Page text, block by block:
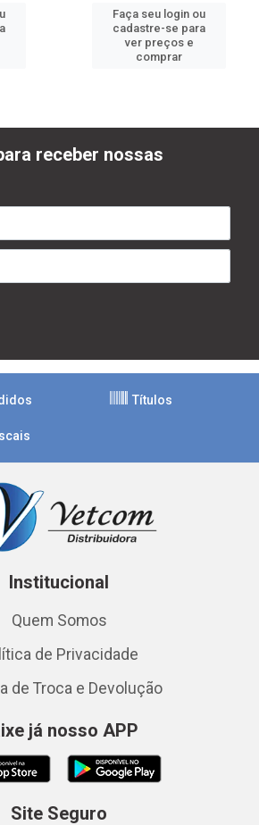
Faça seu login ou
cadastre-se para
ver preços e
comprar
receber nossas
Títulos
Institucional
Quem Somos
de Privacidade
de Troca e Devolução
já nosso APP
Site Seguro